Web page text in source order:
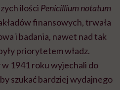
ilości Penicillium notatum
finansowych, trwała
i badania, nawet nad tak
priorytetem władz.
1941 roku wyjechali do
szukać bardziej wydajnego